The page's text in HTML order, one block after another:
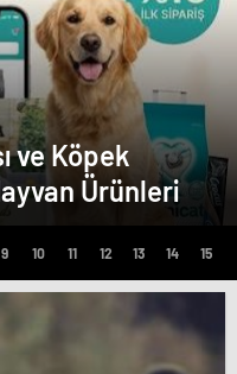
ve Köpek
Ürünleri